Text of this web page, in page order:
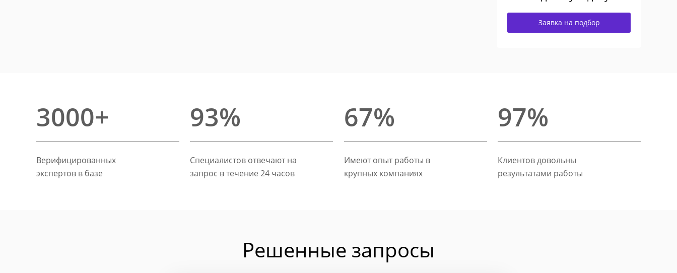
Заявка на подбор
3000+
Верифицированных
экспертов в базе
93%
Специалистов отвечают на
запрос в течение 24 часов
67%
Имеют опыт работы в
крупных компаниях
97%
Клиентов довольны
результатами работы
Решенные запросы